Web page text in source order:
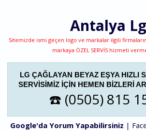
Antalya Lg
Sitemizde ismi geçen logo ve markalar ilgili
markaya ÖZEL SERVİS hizmeti
LG ÇAĞLAYAN BEYAZ EŞYA HIZLI
SERVISIMIZ IÇIN HEMEN BIZLERI
☎️ (0505) 815
Google'da Yorum Yapabilirsiniz |